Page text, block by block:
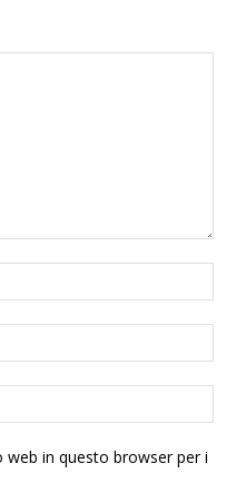
in questo browser per i